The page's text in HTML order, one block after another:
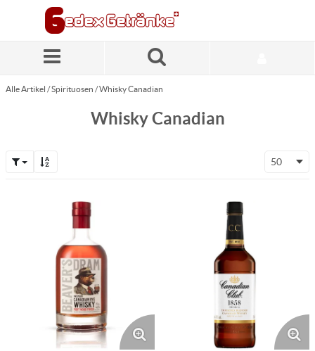
Alle Artikel /Spirituosen /Whisky Canadian
Whisky Canadian
50